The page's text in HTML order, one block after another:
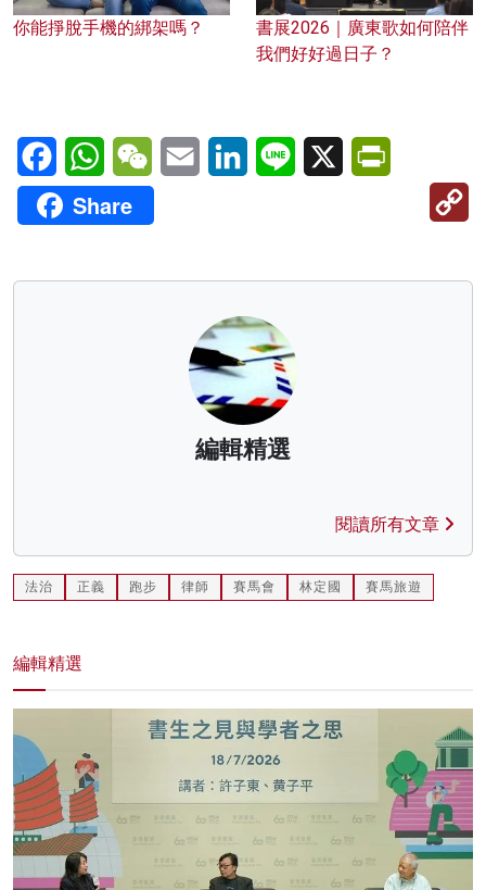
你能掙脫手機的綁架嗎？
書展2026｜廣東歌如何陪伴
我們好好過日子？
FacebookWhatsAppWeChatEmail LinkedInLine X
Share
編輯精選
閱讀所有文章
法治 正義 跑步 律師 賽馬會 林定國 賽馬旅遊
編輯精選